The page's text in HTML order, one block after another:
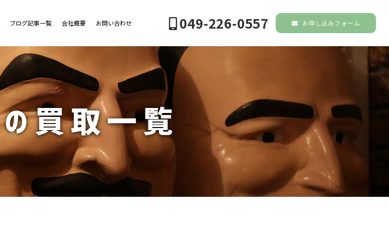
ブログ記事一覧 会社概要 お問い合わせ 049-226-0557 お申し込みフォーム